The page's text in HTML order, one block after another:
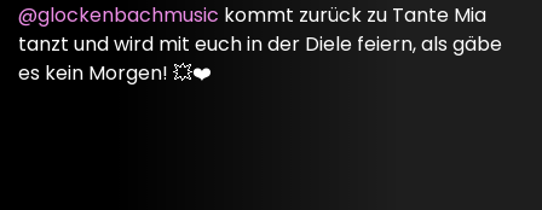
@glockenbachmusic kommt zurück zu Tante Mia
tanzt und wird mit euch in der Diele feiern, als gäbe
es kein Morgen! 💥❤️